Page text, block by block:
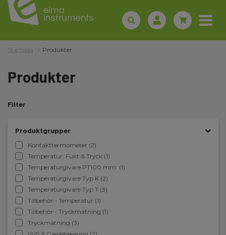
Startsida Produkter
Produkter
Filter
Produktgrupper
Kontakttermometer (2)
Temperatur, Fukt & Tryck (1)
Temperaturgivare PT100 mm. (1)
Temperaturgivare Typ K (2)
Temperaturgivare Typ T (3)
Tillbehör - Temperatur (1)
Tillbehör - Tryckmätning (1)
Tryckmätning (3)